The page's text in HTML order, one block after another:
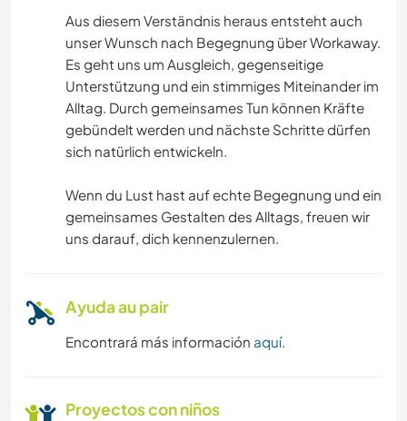
Aus diesem Verständnis heraus entsteht auch
unser Wunsch nach Begegnung über Workaway.
Es geht uns um Ausgleich, gegenseitige
Unterstützung und ein stimmiges Miteinander im
Alltag. Durch gemeinsames Tun können Kräfte
gebündelt werden und nächste Schritte dürfen
sich natürlich entwickeln.
Wenn du Lust hast auf echte Begegnung und ein
gemeinsames Gestalten des Alltags, freuen wir
uns darauf, dich kennenzulernen.
Ayuda au pair
Encontrará más información aquí.
Proyectos con niños